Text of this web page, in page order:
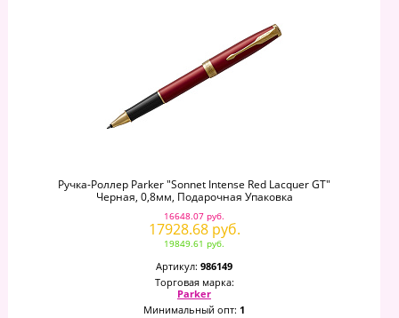
Ручка-Роллер Parker "Sonnet Intense Red Lacquer GT"
Черная, 0,8мм, Подарочная Упаковка
16648.07 руб.
17928.68 руб.
19849.61 руб.
Артикул: 986149
Торговая марка:
Parker
Минимальный опт: 1